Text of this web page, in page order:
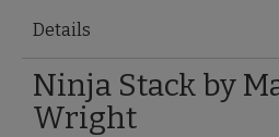
Details
Ninja Stack by
Wright